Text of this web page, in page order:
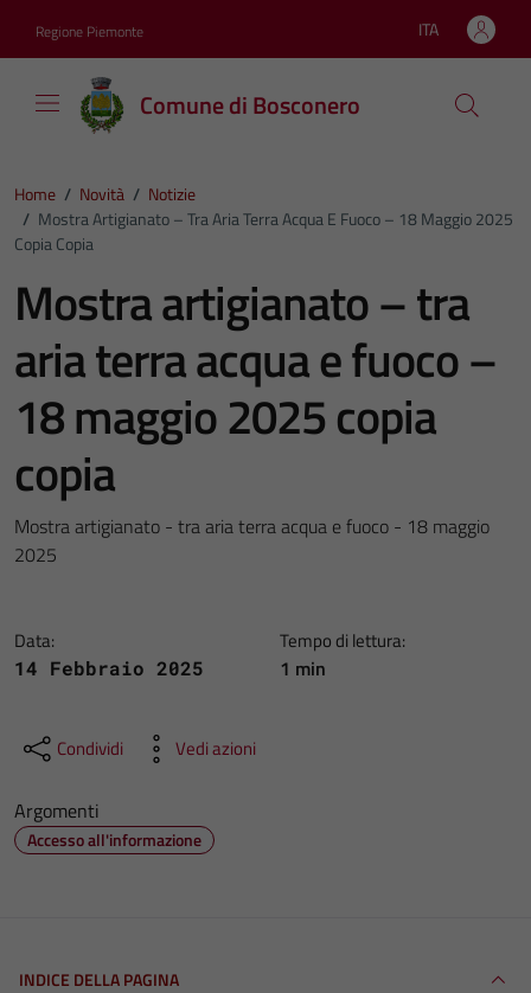
Regione Piemonte Lingua attiva:
ITA
Comune di Bosconero
Home / Novità / Notizie
/ Mostra Artigianato – Tra Aria Terra Acqua E Fuoco – 18 Maggio 2025
Copia Copia
Mostra artigianato – tra
aria terra acqua e fuoco –
18 maggio 2025 copia
copia
Mostra artigianato - tra aria terra acqua e fuoco - 18 maggio
2025
Data:
14 Febbraio 2025
Tempo di lettura:
1 min
Condividi Vedi azioni
Argomenti
Accesso all'informazione
INDICE DELLA PAGINA